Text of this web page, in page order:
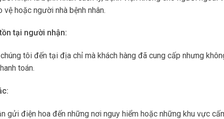
vệ hoặc người nhà bệnh nhân.
tại người nhận:
chúng tôi đến tại địa chỉ mà khách hàng đã cung cấp nhưng
toán.
gửi điện hoa đến những nơi nguy hiểm hoặc những khu vực